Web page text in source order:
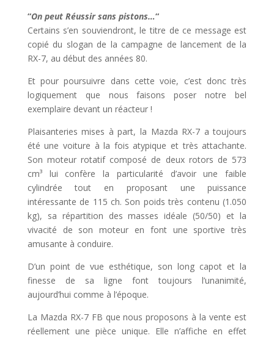
“On peut Réussir sans pistons…“
Certains s’en souviendront, le titre de ce message est
copié du slogan de la campagne de lancement de la
RX-7, au début des années 80.
Et pour poursuivre dans cette voie, c’est donc très
logiquement que nous faisons poser notre bel
exemplaire devant un réacteur !
Plaisanteries mises à part, la Mazda RX-7 a toujours
été une voiture à la fois atypique et très attachante.
Son moteur rotatif composé de deux rotors de 573
cm³ lui confère la particularité d’avoir une faible
cylindrée tout en proposant une puissance
intéressante de 115 ch. Son poids très contenu (1.050
kg), sa répartition des masses idéale (50/50) et la
vivacité de son moteur en font une sportive très
amusante à conduire.
D’un point de vue esthétique, son long capot et la
finesse de sa ligne font toujours l’unanimité,
aujourd’hui comme à l’époque.
La Mazda RX-7 FB que nous proposons à la vente est
réellement une pièce unique. Elle n’affiche en effet